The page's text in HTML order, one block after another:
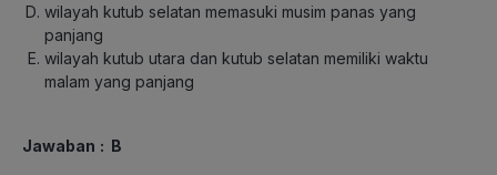
wilayah kutub selatan memasuki musim panas yang
panjang
wilayah kutub utara dan kutub selatan memiliki waktu
malam yang panjang
Jawaban : B